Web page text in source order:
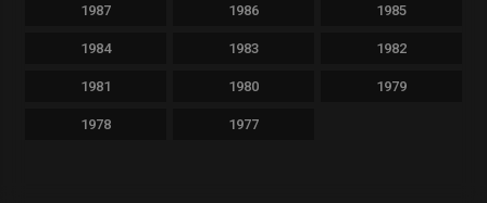
1987 1986 1985
1984 1983 1982
1981 1980 1979
1978 1977